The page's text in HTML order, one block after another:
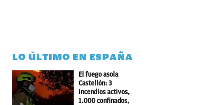
LO ÚLTIMO EN ESPAÑA
El fuego asola
Castellón: 3
incendios activos,
1.000 confinados,